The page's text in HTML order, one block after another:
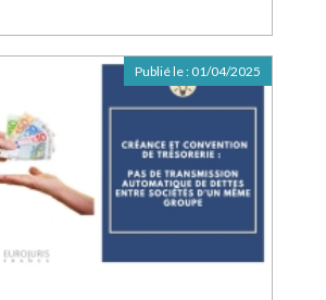
Publié le : 01/04/2025